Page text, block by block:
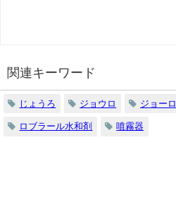
関連キーワード
じょうろ ジョウロ ジョーロ
ロブラール水和剤 噴霧器